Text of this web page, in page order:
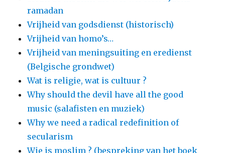
ramadan
Vrijheid van godsdienst (historisch)
Vrijheid van homo’s…
Vrijheid van meningsuiting en eredienst
(Belgische grondwet)
Wat is religie, wat is cultuur ?
Why should the devil have all the good
music (salafisten en muziek)
Why we need a radical redefinition of
secularism
Wie is moslim ? (bespreking van het boek